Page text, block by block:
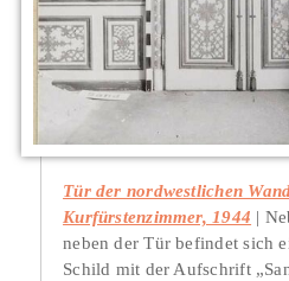
Tür der nordwestlichen
Kurfürstenzimmer, 1944
neben der Tür befindet sich
Schild mit der Aufschrift